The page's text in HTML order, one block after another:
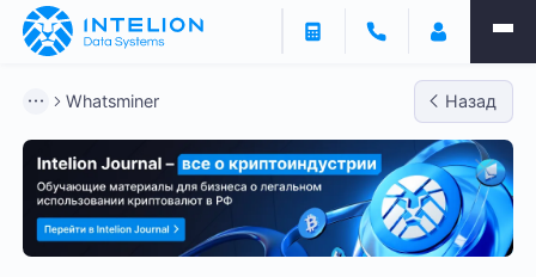
Whatsminer Назад
Фильтры
Готовый бизнес
Контейнеры